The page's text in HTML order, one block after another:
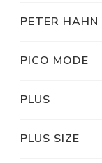
PETER HAHN
PICO MODE
PLUS
PLUS SIZE